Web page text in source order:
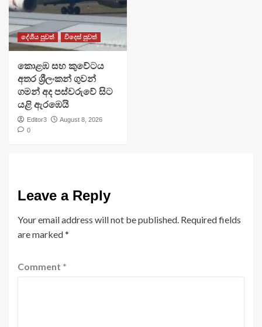
දේශීය පුවත් විදෙස් පුවත්
​කොළඹ සහ කුවේටය
අතර ශ්‍රීලංකන් ගුවන්
ගමන් අද පස්වරුවේ සිට
යළි ඇරඹෙයි
Editor3
August 8, 2026
0
Leave a Reply
Your email address will not be published. Required fields
are marked*
Comment *